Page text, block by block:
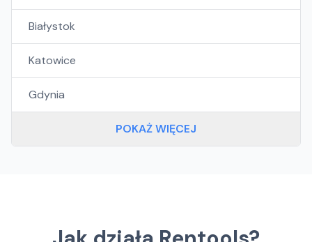
Białystok
Katowice
Gdynia
POKAŻ WIĘCEJ